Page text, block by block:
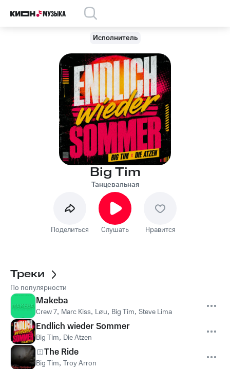
Исполнитель
Big Tim
Танцевальная
Поделиться Слушать Нравится
Треки
По популярности
Makeba
Crew 7, Marc Kiss, Løu, Big Tim, Steve Lima
Endlich wieder Sommer
Big Tim, Die Atzen
The Ride
Big Tim, Troy Arron